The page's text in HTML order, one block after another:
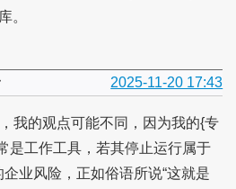
。
2025-11-20 17:43
我的观点可能不同，因为我的{专
是工作工具，若其停止运行属于
企业风险，正如俗语所说“这就是